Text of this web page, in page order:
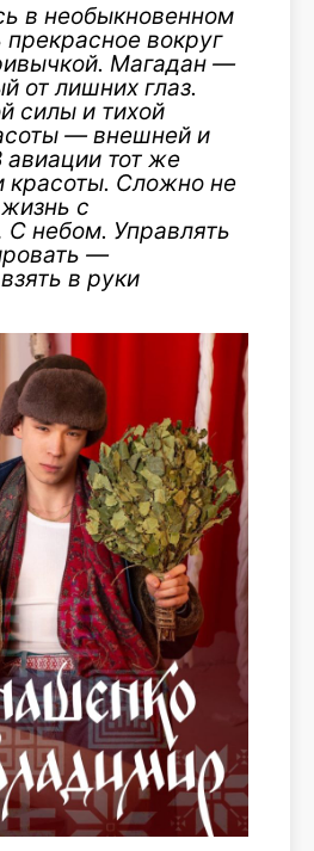
в необыкновенном
вокруг
Магадан —
от лишних глаз.
силы и тихой
— внешней и
авиации тот же
красоты. Сложно не
с
небом. Управлять
—
в руки